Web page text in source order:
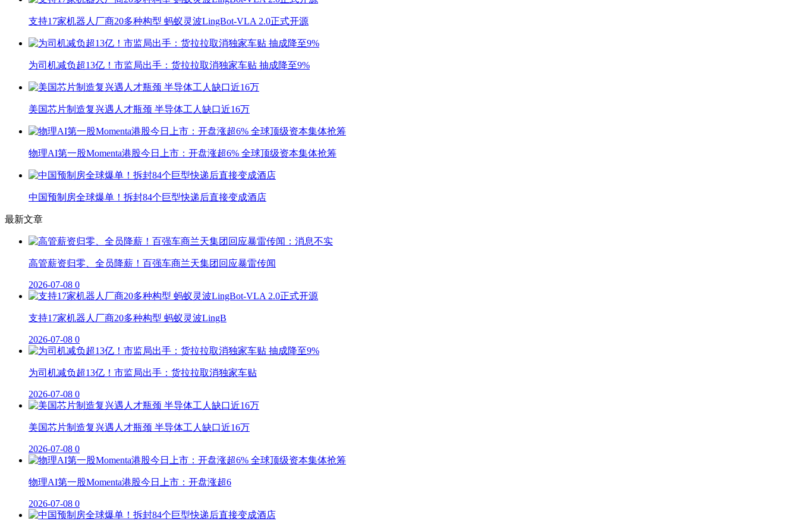
支持17家机器人厂商20多种构型 蚂蚁灵波LingBot-VLA 2.0正式开源
为司机减负超13亿！市监局出手：货拉拉取消独家车贴 抽成降至9%
美国芯片制造复兴遇人才瓶颈 半导体工人缺口近16万
物理AI第一股Momenta港股今日上市：开盘涨超6% 全球顶级资本集体抢筹
中国预制房全球爆单！拆封84个巨型快递后直接变成酒店
最新文章
高管薪资归零、全员降薪！百强车商兰天集团回应暴雷传闻
2026-07-08 0
支持17家机器人厂商20多种构型 蚂蚁灵波LingB
2026-07-08 0
为司机减负超13亿！市监局出手：货拉拉取消独家车贴
2026-07-08 0
美国芯片制造复兴遇人才瓶颈 半导体工人缺口近16万
2026-07-08 0
物理AI第一股Momenta港股今日上市：开盘涨超6
2026-07-08 0